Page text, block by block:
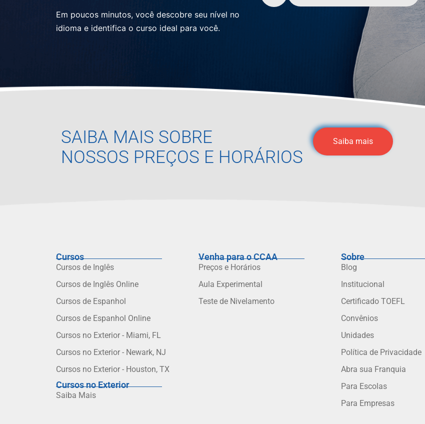
Em poucos minutos, você descobre seu nível no
idioma e identifica o curso ideal para você.
SAIBA MAIS SOBRE
NOSSOS PREÇOS E HORÁRIOS
Saiba mais
Cursos
Cursos de Inglês
Cursos de Inglês Online
Cursos de Espanhol
Cursos de Espanhol Online
Cursos no Exterior - Miami, FL
Cursos no Exterior - Newark, NJ
Cursos no Exterior - Houston, TX
Cursos no Exterior
Saiba Mais
Venha para o CCAA
Preços e Horários
Aula Experimental
Teste de Nivelamento
Sobre
Blog
Institucional
Certificado TOEFL
Convênios
Unidades
Política de Privacidade
Abra sua Franquia
Para Escolas
Para Empresas